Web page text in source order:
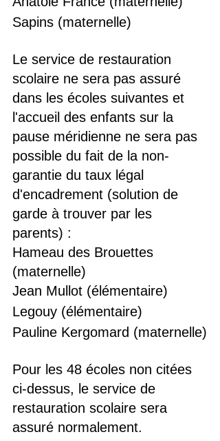
Sapins (maternelle)
Le service de restauration
scolaire ne sera pas assuré
dans les écoles suivantes et
l'accueil des enfants sur la
pause méridienne ne sera pas
possible du fait de la non-
garantie du taux légal
d'encadrement (solution de
garde à trouver par les
parents) :
Hameau des Brouettes
(maternelle)
Jean Mullot (élémentaire)
Legouy (élémentaire)
Pauline Kergomard (maternelle)
Pour les 48 écoles non citées
ci-dessus, le service de
restauration scolaire sera
assuré normalement.